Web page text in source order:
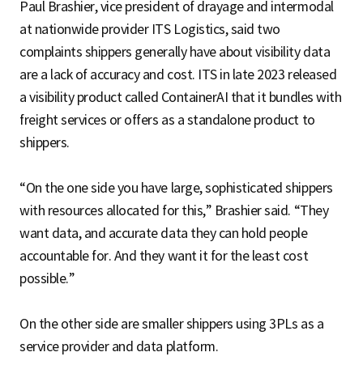
Paul Brashier, vice president of drayage and intermodal
at nationwide provider ITS Logistics, said two
complaints shippers generally have about visibility data
are a lack of accuracy and cost. ITS in late 2023 released
a visibility product called ContainerAI that it bundles with
freight services or offers as a standalone product to
shippers.
“On the one side you have large, sophisticated shippers
with resources allocated for this,” Brashier said. “They
want data, and accurate data they can hold people
accountable for. And they want it for the least cost
possible.”
On the other side are smaller shippers using 3PLs as a
service provider and data platform.